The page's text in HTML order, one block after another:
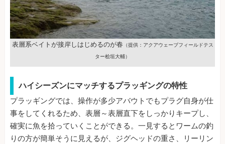
表層系ベイトが接岸しはじめるのが春 （提供：アクアウェーブフィールドテス
ター桧垣大輔）
ハイシーズンにマッチするプラッギングの特性
プラッギングでは、操作が多少アバウトでもプラグ自身が仕
事をしてくれるため、表層～表層直下をしっかりキープし、
確実に魚を拾っていくことができる。一見するとワームの釣
りの方が簡単そうに見えるが、ジグヘッドの重さ、リーリン